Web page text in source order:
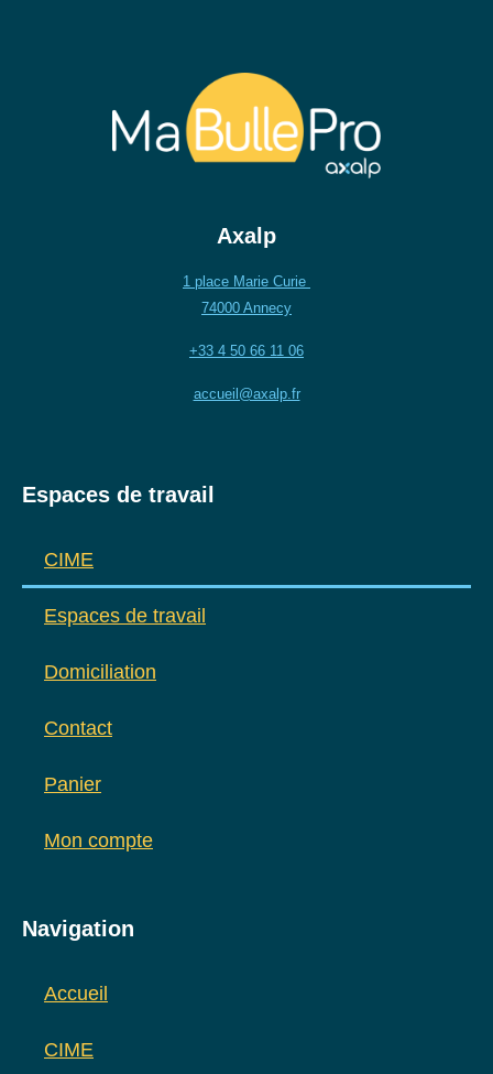
Axalp
1 place Marie Curie
74000 Annecy
+33 4 50 66 11 06
accueil@axalp.fr
Espaces de travail
CIME
Espaces de travail
Domiciliation
Contact
Panier
Mon compte
Navigation
Accueil
CIME